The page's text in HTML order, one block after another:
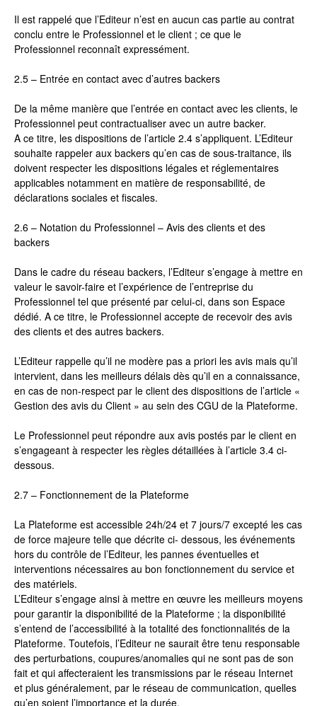
Il est rappelé que l’Editeur n’est en aucun cas partie au contrat
conclu entre le Professionnel et le client ; ce que le
Professionnel reconnaît expressément.
2.5 – Entrée en contact avec d’autres backers
De la même manière que l’entrée en contact avec les clients, le
Professionnel peut contractualiser avec un autre backer.
A ce titre, les dispositions de l’article 2.4 s’appliquent. L’Editeur
souhaite rappeler aux backers qu’en cas de sous-traitance, ils
doivent respecter les dispositions légales et réglementaires
applicables notamment en matière de responsabilité, de
déclarations sociales et fiscales.
2.6 – Notation du Professionnel – Avis des clients et des
backers
Dans le cadre du réseau backers, l’Editeur s’engage à mettre en
valeur le savoir-faire et l’expérience de l’entreprise du
Professionnel tel que présenté par celui-ci, dans son Espace
dédié. A ce titre, le Professionnel accepte de recevoir des avis
des clients et des autres backers.
L’Editeur rappelle qu’il ne modère pas a priori les avis mais qu’il
intervient, dans les meilleurs délais dès qu’il en a connaissance,
en cas de non-respect par le client des dispositions de l’article «
Gestion des avis du Client » au sein des CGU de la Plateforme.
Le Professionnel peut répondre aux avis postés par le client en
s’engageant à respecter les règles détaillées à l’article 3.4 ci-
dessous.
2.7 – Fonctionnement de la Plateforme
La Plateforme est accessible 24h/24 et 7 jours/7 excepté les cas
de force majeure telle que décrite ci- dessous, les événements
hors du contrôle de l’Editeur, les pannes éventuelles et
interventions nécessaires au bon fonctionnement du service et
des matériels.
L’Editeur s’engage ainsi à mettre en œuvre les meilleurs moyens
pour garantir la disponibilité de la Plateforme ; la disponibilité
s’entend de l’accessibilité à la totalité des fonctionnalités de la
Plateforme. Toutefois, l’Editeur ne saurait être tenu responsable
des perturbations, coupures/anomalies qui ne sont pas de son
fait et qui affecteraient les transmissions par le réseau Internet
et plus généralement, par le réseau de communication, quelles
qu’en soient l’importance et la durée.